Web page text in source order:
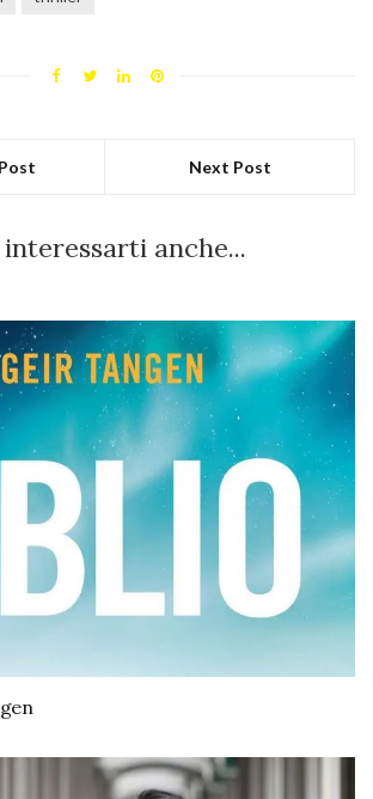
Next Post
anche...